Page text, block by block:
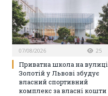
07/08/2026 25
Приватна школа на вулиці
Золотій у Львові збудує
власний спортивний
комплекс за власні кошти